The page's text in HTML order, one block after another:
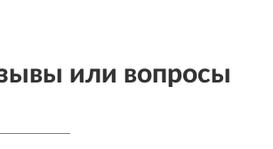
или вопросы